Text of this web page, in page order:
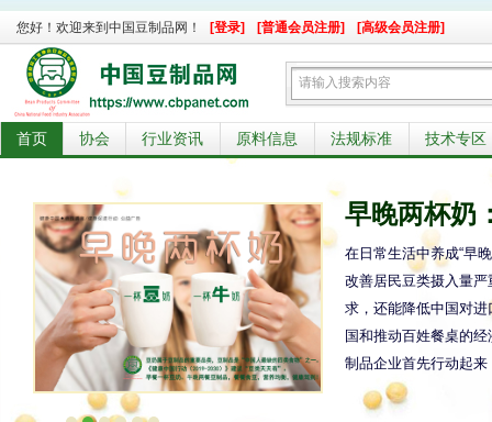
您好！欢迎来到中国豆制品网！ [登录] [普通会员注册] [高级会员注册]
首页 协会 行业资讯 原料信息 法规标准 技术专区
早晚两杯奶
在日常生活中养成“早
改善居民豆类摄入量
求，还能降低中国对
国和推动百姓餐桌的
制品企业首先行动起